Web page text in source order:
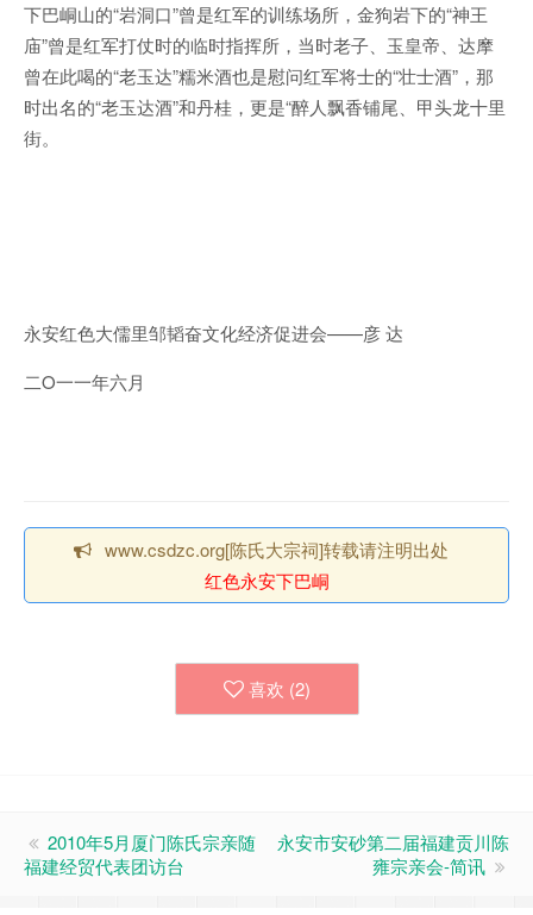
下巴峒山的“岩洞口”曾是红军的训练场所，金狗岩下的“神王
庙”曾是红军打仗时的临时指挥所，当时老子、玉皇帝、达摩
曾在此喝的“老玉达”糯米酒也是慰问红军将士的“壮士酒”，那
时出名的“老玉达酒”和丹桂，更是“醉人飘香铺尾、甲头龙十里
街。
永安红色大儒里邹韬奋文化经济促进会——彦 达
二O一一年六月
www.csdzc.org[陈氏大宗祠]转载请注明出处
红色永安下巴峒
喜欢 (2)
2010年5月厦门陈氏宗亲随
福建经贸代表团访台
永安市安砂第二届福建贡川陈
雍宗亲会-简讯